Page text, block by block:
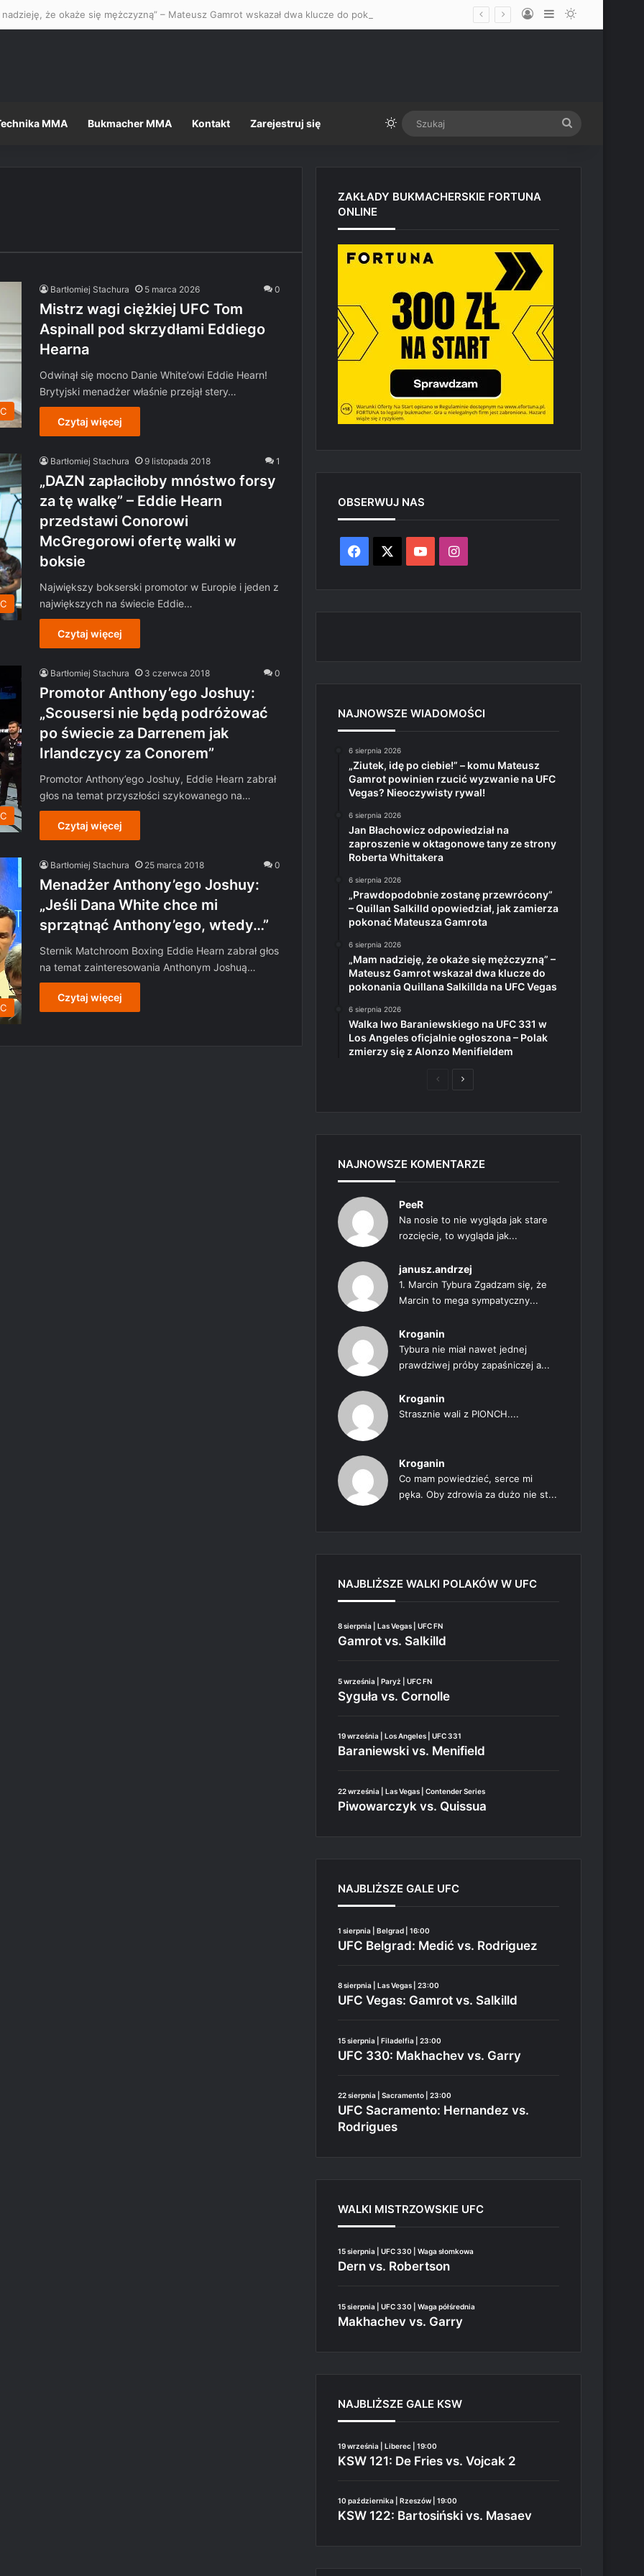
Log InSidebarSwitch skin
MMA Bukmacher MMA Kontakt Zarejestruj się Switch skin
Bartłomiej Stachura 5 marca 2026 0
Mistrz wagi ciężkiej UFC Tom
Aspinall pod skrzydłami Eddiego
Hearna
Odwinął się mocno Danie White’owi Eddie Hearn!
Brytyjski menadżer właśnie przejął stery…
Czytaj więcej
Bartłomiej Stachura 9 listopada 2018 1
„DAZN zapłaciłoby mnóstwo forsy
za tę walkę” – Eddie Hearn
przedstawi Conorowi
McGregorowi ofertę walki w
boksie
Największy bokserski promotor w Europie i jeden z
największych na świecie Eddie…
Czytaj więcej
Bartłomiej Stachura 3 czerwca 2018 0
Promotor Anthony’ego Joshuy:
„Scousersi nie będą podróżować
po świecie za Darrenem jak
Irlandczycy za Conorem”
Promotor Anthony’ego Joshuy, Eddie Hearn zabrał
głos na temat przyszłości szykowanego na…
Czytaj więcej
Bartłomiej Stachura 25 marca 2018 0
Menadżer Anthony’ego Joshuy:
„Jeśli Dana White chce mi
sprzątnąć Anthony’ego, wtedy…”
Sternik Matchroom Boxing Eddie Hearn zabrał głos
na temat zainteresowania Anthonym Joshuą…
Czytaj więcej
ZAKŁADY BUKMACHERSKIE FORTUNA
ONLINE
OBSERWUJ NAS
Facebook YouTubeInstagram
NAJNOWSZE WIADOMOŚCI
6 sierpnia 2026
„Ziutek, idę po ciebie!” – komu Mateusz
Gamrot powinien rzucić wyzwanie na UFC
Vegas? Nieoczywisty rywal!
6 sierpnia 2026
Jan Błachowicz odpowiedział na
zaproszenie w oktagonowe tany ze strony
Roberta Whittakera
6 sierpnia 2026
„Prawdopodobnie zostanę przewrócony”
– Quillan Salkilld opowiedział, jak zamierza
pokonać Mateusza Gamrota
6 sierpnia 2026
„Mam nadzieję, że okaże się mężczyzną” –
Mateusz Gamrot wskazał dwa klucze do
pokonania Quillana Salkillda na UFC Vegas
6 sierpnia 2026
Walka Iwo Baraniewskiego na UFC 331 w
Los Angeles oficjalnie ogłoszona – Polak
zmierzy się z Alonzo Menifieldem
PoprzedniaNastępna
NAJNOWSZE KOMENTARZE
PeeR
Na nosie to nie wygląda jak stare
rozcięcie, to wygląda jak...
janusz.andrzej
1. Marcin Tybura Zgadzam się, że
Marcin to mega sympatyczny...
Kroganin
Tybura nie miał nawet jednej
prawdziwej próby zapaśniczej a...
Kroganin
Strasznie wali z PIONCH....
Kroganin
Co mam powiedzieć, serce mi
pęka. Oby zdrowia za dużo nie st...
NAJBLIŻSZE WALKI POLAKÓW W UFC
8 sierpnia | Las Vegas | UFC FN
Gamrot vs. Salkilld
5 września | Paryż | UFC FN
Syguła vs. Cornolle
19 września | Los Angeles | UFC 331
Baraniewski vs. Menifield
22 września | Las Vegas | Contender Series
Piwowarczyk vs. Quissua
NAJBLIŻSZE GALE UFC
1 sierpnia | Belgrad | 16:00
UFC Belgrad: Medić vs. Rodriguez
8 sierpnia | Las Vegas | 23:00
UFC Vegas: Gamrot vs. Salkilld
15 sierpnia | Filadelfia | 23:00
UFC 330: Makhachev vs. Garry
22 sierpnia | Sacramento | 23:00
UFC Sacramento: Hernandez vs.
Rodrigues
WALKI MISTRZOWSKIE UFC
15 sierpnia | UFC 330 | Waga słomkowa
Dern vs. Robertson
15 sierpnia | UFC 330 | Waga półśrednia
Makhachev vs. Garry
NAJBLIŻSZE GALE KSW
19 września | Liberec | 19:00
KSW 121: De Fries vs. Vojcak 2
10 października | Rzeszów | 19:00
KSW 122: Bartosiński vs. Masaev